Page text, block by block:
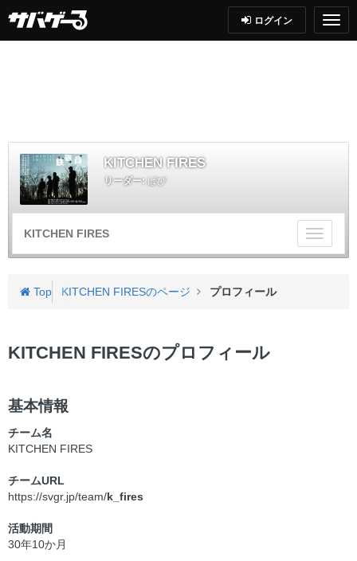
ログイン
KITCHEN FIRES
リーダー: ばび
チ
ー
KITCHEN FIRES
Top KITCHEN FIRESのページ プロフィール
KITCHEN FIRESのプロフィール
基本情報
チーム名
KITCHEN FIRES
チームURL
https://svgr.jp/team/k_fires
活動期間
30年10か月